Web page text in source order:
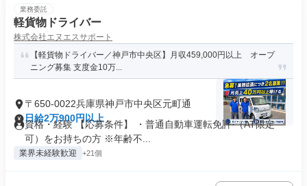
業務委託
軽貨物ドライバー
株式会社エヌエスサポート
【軽貨物ドライバー／神戸市中央区】月収459,000円以上 オープ
ニング募集 支度金10万...
〒650-0022兵庫県神戸市中央区元町通
日給2万900円以上
資格・経験 【応募条件】 ・普通自動車運転免許 （AT限定
可）をお持ちの方 ※年齢不...
業界未経験歓迎 +21個